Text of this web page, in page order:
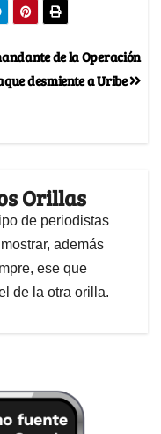
de la Operación
desmiente a Uribe
Orillas
de periodistas
además
ese que
de la otra orilla.